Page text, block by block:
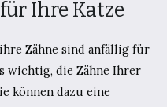
Ihre Katze
Zähne sind anfällig für
wichtig, die Zähne Ihrer
können dazu eine